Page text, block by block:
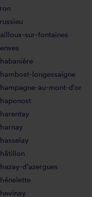
sur-fontaines
longessaigne
au-mont-d'or
d'azergues